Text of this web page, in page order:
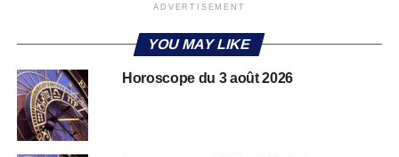
ADVERTISEMENT
YOU MAY LIKE
Horoscope du 3 août 2026